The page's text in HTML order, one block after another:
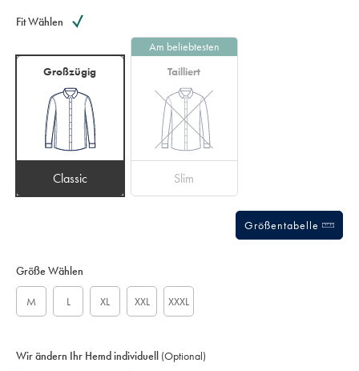
Fit Wählen
Großzügig
Classic
Am beliebtesten
Tailliert
Slim
Größentabelle
Größe Wählen
M L XL XXL XXXL
Wir ändern Ihr Hemd individuell (Optional)